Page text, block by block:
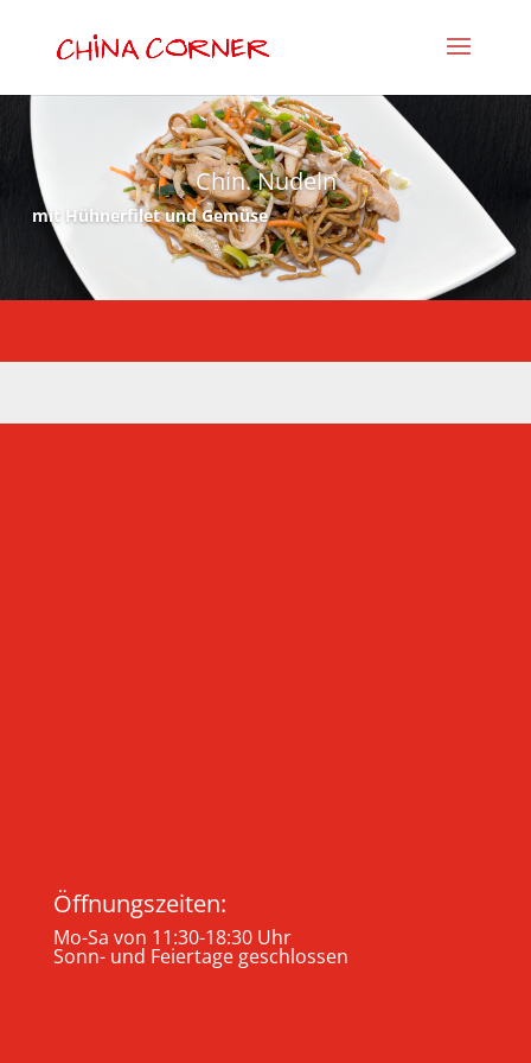
Chin. Nudeln
mit Hühnerfilet und Gemüse
Öffnungszeiten:
Mo-Sa von 11:30-18:30 Uhr
Sonn- und Feiertage geschlossen